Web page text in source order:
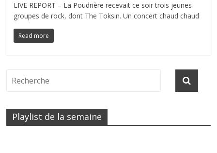
LIVE REPORT – La Poudrière recevait ce soir trois jeunes
groupes de rock, dont The Toksin. Un concert chaud chaud
Read more
Playlist de la semaine